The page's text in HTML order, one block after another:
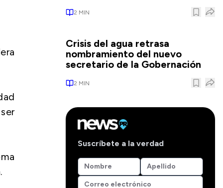
2 MIN
Crisis del agua retrasa
nombramiento del nuevo
secretario de la Gobernación
2 MIN
Suscríbete a la verdad